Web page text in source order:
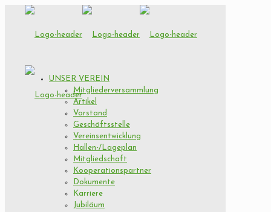
UNSER VEREIN
Mitgliederversammlung
Artikel
Vorstand
Geschäftsstelle
Vereinsentwicklung
Hallen-/Lageplan
Mitgliedschaft
Kooperationspartner
Dokumente
Karriere
Jubiläum